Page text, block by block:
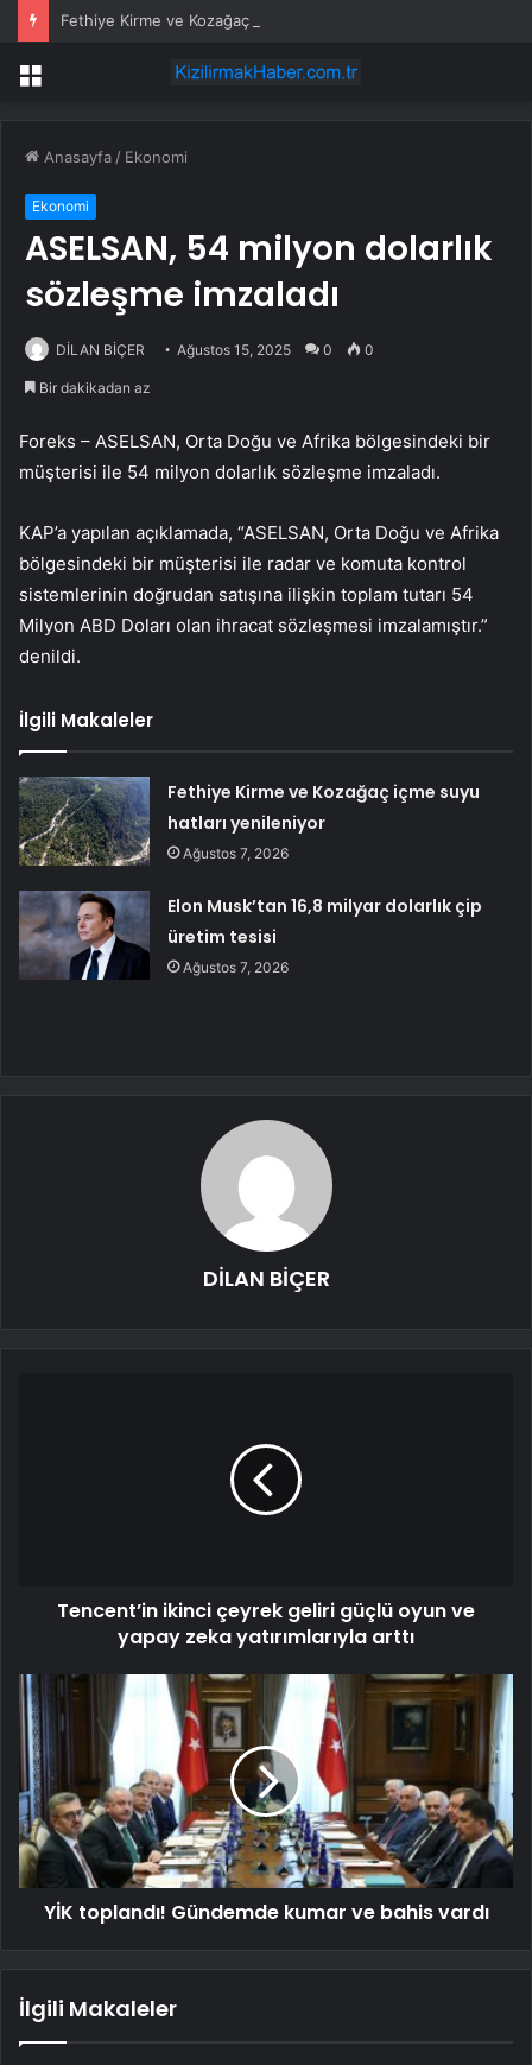
Fethiye Kirme ve Kozağaç içme suyu hatları yenileniyor
Menü
Anasayfa / Ekonomi
Ekonomi
ASELSAN, 54 milyon dolarlık
sözleşme imzaladı
DİLAN BİÇER Ağustos 15, 2025 0 0
Bir dakikadan az
Foreks – ASELSAN, Orta Doğu ve Afrika bölgesindeki bir
müşterisi ile 54 milyon dolarlık sözleşme imzaladı.
KAP’a yapılan açıklamada, “ASELSAN, Orta Doğu ve Afrika
bölgesindeki bir müşterisi ile radar ve komuta kontrol
sistemlerinin doğrudan satışına ilişkin toplam tutarı 54
Milyon ABD Doları olan ihracat sözleşmesi imzalamıştır.”
denildi.
İlgili Makaleler
Fethiye Kirme ve Kozağaç içme suyu
hatları yenileniyor
Ağustos 7, 2026
Elon Musk’tan 16,8 milyar dolarlık çip
üretim tesisi
Ağustos 7, 2026
DİLAN BİÇER
Tencent’in ikinci çeyrek geliri güçlü oyun ve
yapay zeka yatırımlarıyla arttı
YİK toplandı! Gündemde kumar ve bahis vardı
İlgili Makaleler